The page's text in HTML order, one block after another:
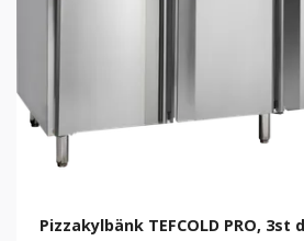
Pizzakylbänk TEFCOLD PRO,